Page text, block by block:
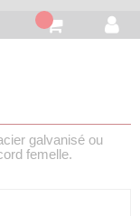
galvanisé ou
femelle.